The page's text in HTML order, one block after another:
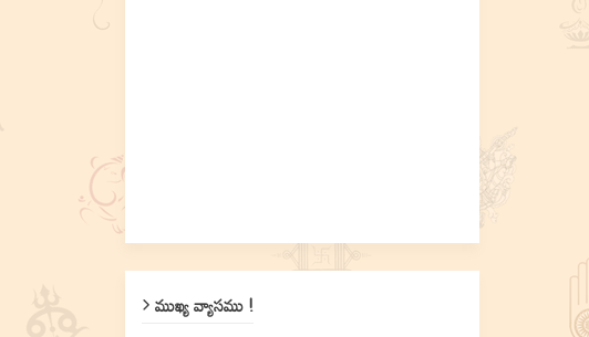
ముఖ్య వ్యాసము !